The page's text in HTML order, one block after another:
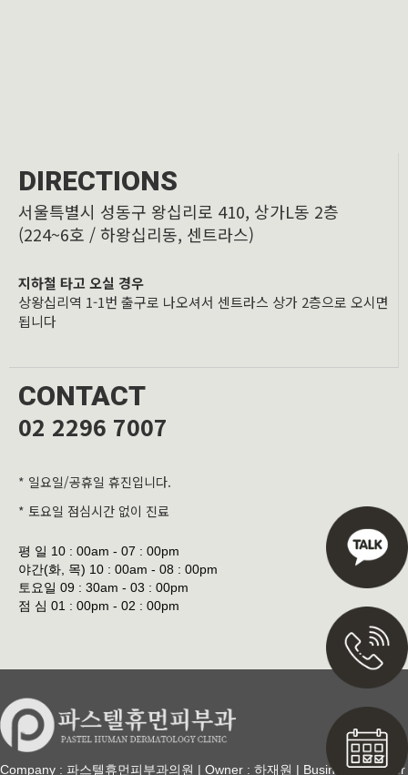
DIRECTIONS
서울특별시 성동구 왕십리로 410, 상가L동 2층
(224~6호 / 하왕십리동, 센트라스)
지하철 타고 오실 경우
상왕십리역 1-1번 출구로 나오셔서 센트라스 상가 2층으로 오시면
됩니다
CONTACT
02 2296 7007
* 일요일/공휴일 휴진입니다.
* 토요일 점심시간 없이 진료
평 일 10 : 00am - 07 : 00pm
야간(화, 목) 10 : 00am - 08 : 00pm
토요일 09 : 30am - 03 : 00pm
점 심 01 : 00pm - 02 : 00pm
Company : 파스텔휴먼피부과의원 | Owner : 하재원 | Business Number